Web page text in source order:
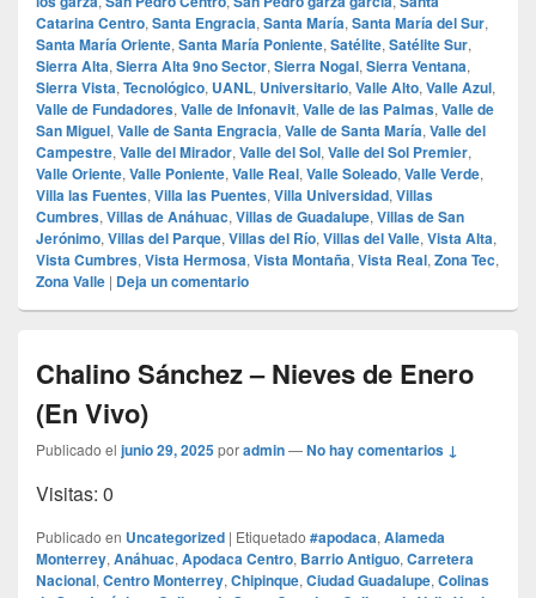
Catarina Centro, Santa Engracia, Santa María, Santa María del Sur,
Santa María Oriente, Santa María Poniente, Satélite, Satélite Sur,
Sierra Alta, Sierra Alta 9no Sector, Sierra Nogal, Sierra Ventana,
Sierra Vista, Tecnológico, UANL, Universitario, Valle Alto, Valle Azul,
Valle de Fundadores, Valle de Infonavit, Valle de las Palmas, Valle de
San Miguel, Valle de Santa Engracia, Valle de Santa María, Valle del
Campestre, Valle del Mirador, Valle del Sol, Valle del Sol Premier,
Valle Oriente, Valle Poniente, Valle Real, Valle Soleado, Valle Verde,
Villa las Fuentes, Villa las Puentes, Villa Universidad, Villas
Cumbres, Villas de Anáhuac, Villas de Guadalupe, Villas de San
Jerónimo, Villas del Parque, Villas del Río, Villas del Valle, Vista Alta,
Vista Cumbres, Vista Hermosa, Vista Montaña, Vista Real, Zona Tec,
Zona Valle | Deja un comentario
Chalino Sánchez – Nieves de Enero
(En Vivo)
Publicado el junio 29, 2025poradmin—No hay comentarios ↓
Visitas: 0
Publicado en Uncategorized | Etiquetado #apodaca, Alameda
Monterrey, Anáhuac, Apodaca Centro, Barrio Antiguo, Carretera
Nacional, Centro Monterrey, Chipinque, Ciudad Guadalupe, Colinas